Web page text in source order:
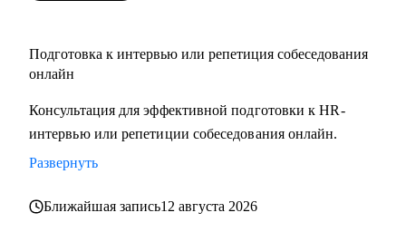
• маркетинг и PR
• медицина
• образование
• производство
Наша совместная работа приведёт вас к раскрытию ваших
сильных сторон как личности, так и профессионала.
Подготовка к интервью или репетиция собеседования
онлайн
Консультация для эффективной подготовки к HR-
интервью или репетиции собеседования онлайн.
Развернуть
Ближайшая запись12 августа 2026